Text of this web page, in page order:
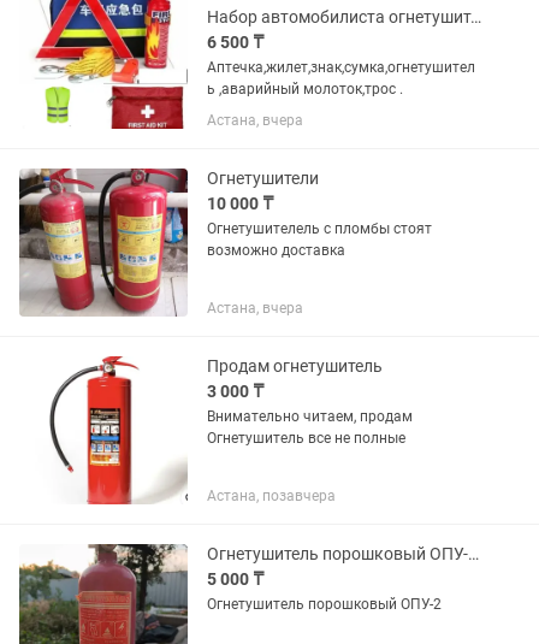
23.00,по предварительному
звонку.Возможна...
Набор автомобилиста огнетушитель,аптечка
6 500 ₸
Аптечка,жилет,знак,сумка,огнетушител
ь ,аварийный молоток,трос .
Астана, вчера
Огнетушители
10 000 ₸
Огнетушителель с пломбы стоят
возможно доставка
Астана, вчера
Продам огнетушитель
3 000 ₸
Внимательно читаем, продам
Огнетушитель все не полные
Астана, позавчера
Огнетушитель порошковый ОПУ-2 от ТОО ДРУЖБА
5 000 ₸
Огнетушитель порошковый ОПУ-2